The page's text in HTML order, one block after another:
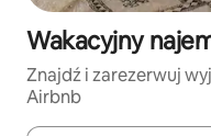
Wakacyjny
Znajdź i zarezerwuj
Airbnb